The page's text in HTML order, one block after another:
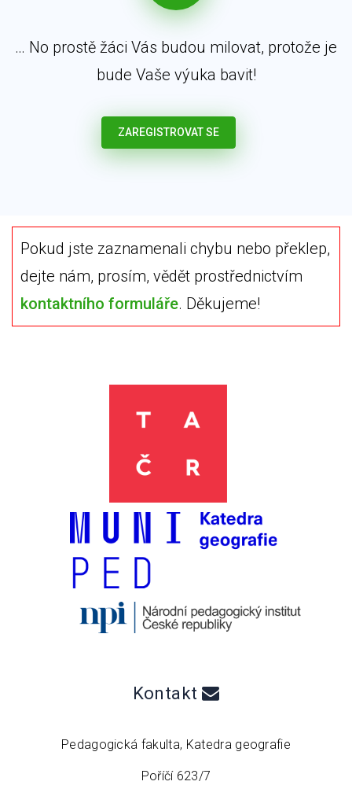
… No prostě žáci Vás budou milovat, protože je
bude Vaše výuka bavit!
ZAREGISTROVAT SE
Pokud jste zaznamenali chybu nebo překlep,
dejte nám, prosím, vědět prostřednictvím
kontaktního formuláře. Děkujeme!
Kontakt
Pedagogická fakulta, Katedra geografie
Poříčí 623/7